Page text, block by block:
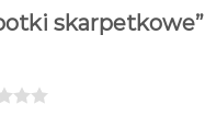
skarpetkowe”